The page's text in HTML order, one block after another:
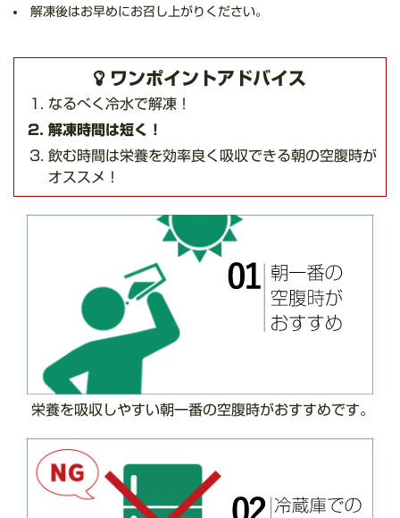
解凍後はお早めにお召し上がりください。
ワンポイントアドバイス
なるべく冷水で解凍！
解凍時間は短く！
飲む時間は栄養を効率良く吸収できる朝の空腹時が
オススメ！
栄養を吸収しやすい朝一番の空腹時がおすすめです。